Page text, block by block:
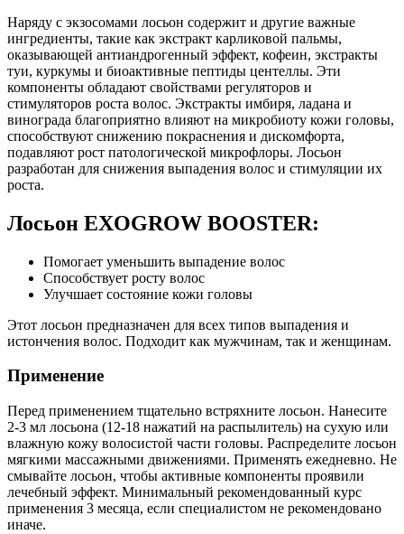
Наряду с экзосомами лосьон содержит и другие важные
ингредиенты, такие как экстракт карликовой пальмы,
оказывающей антиандрогенный эффект, кофеин, экстракты
туи, куркумы и биоактивные пептиды центеллы. Эти
компоненты обладают свойствами регуляторов и
стимуляторов роста волос. Экстракты имбиря, ладана и
винограда благоприятно влияют на микробиоту кожи головы,
способствуют снижению покраснения и дискомфорта,
подавляют рост патологической микрофлоры. Лосьон
разработан для снижения выпадения волос и стимуляции их
роста.
Лосьон EXOGROW BOOSTER:
Помогает уменьшить выпадение волос
Способствует росту волос
Улучшает состояние кожи головы
Этот лосьон предназначен для всех типов выпадения и
истончения волос. Подходит как мужчинам, так и женщинам.
Применение
Перед применением тщательно встряхните лосьон. Нанесите
2-3 мл лосьона (12-18 нажатий на распылитель) на сухую или
влажную кожу волосистой части головы. Распределите лосьон
мягкими массажными движениями. Применять ежедневно. Не
смывайте лосьон, чтобы активные компоненты проявили
лечебный эффект. Минимальный рекомендованный курс
применения 3 месяца, если специалистом не рекомендовано
иначе.